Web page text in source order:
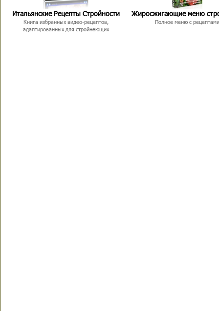
Итальянские Рецепты Стройности
Книга избранных видео-рецептов,
адаптированных для стройнеющих
Жиросжигающие меню
Полное меню с рецептами